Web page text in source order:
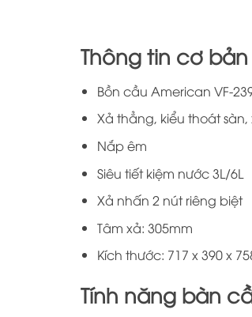
Thông tin cơ
Bồn cầu American VF-
Xả thẳng, kiểu thoát
Nắp êm
Siêu tiết kiệm nước 3L/6L
Xả nhấn 2 nút riêng biệt
Tâm xả: 305mm
Kích thước: 717 x 390 x
Tính năng bàn